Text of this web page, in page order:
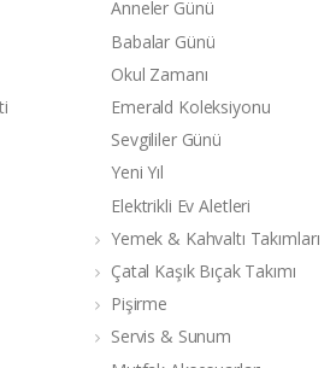
Anneler Günü
Babalar Günü
Okul Zamanı
Emerald Koleksiyonu
Sevgililer Günü
Yeni Yıl
Elektrikli Ev Aletleri
Yemek & Kahvaltı Takımları
Çatal Kaşık Bıçak Takımı
Pişirme
Servis & Sunum